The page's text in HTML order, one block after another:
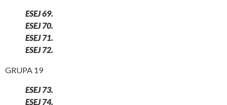
ESEJ 69.
ESEJ 70.
ESEJ 71.
ESEJ 72.
GRUPA 19
ESEJ 73.
ESEJ 74.